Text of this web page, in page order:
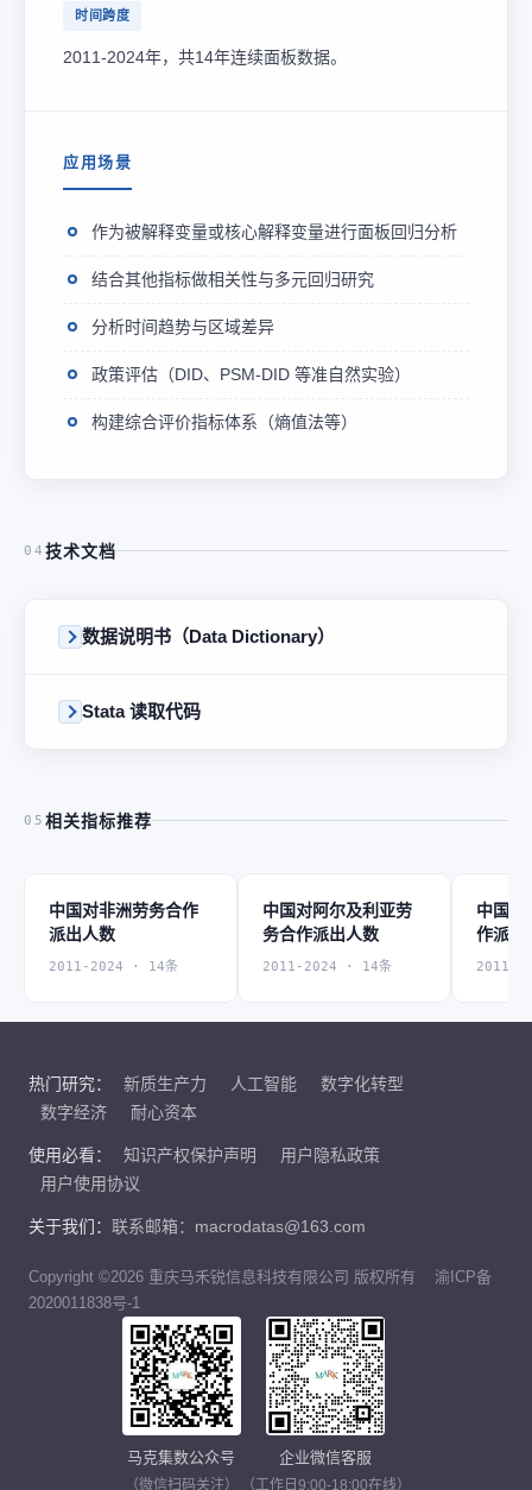
时间跨度
2011-2024年，共14年连续面板数据。
应用场景
作为被解释变量或核心解释变量进行面板回归分析
结合其他指标做相关性与多元回归研究
分析时间趋势与区域差异
政策评估（DID、PSM-DID 等准自然实验）
构建综合评价指标体系（熵值法等）
04 技术文档
数据说明书（Data Dictionary）
Stata 读取代码
05 相关指标推荐
中国对非洲劳务合作
派出人数
2011-2024 · 14条
中国对阿尔及利亚劳
务合作派出人数
2011-2024 · 14条
中国对
作派出
2011-
热门研究： 新质生产力 人工智能
数字化转型
数字经济
耐心资本
使用必看： 知识产权保护声明
用户隐私政策
用户使用协议
关于我们： 联系邮箱：macrodatas@163.com
Copyright ©2026 重庆马禾锐信息科技有限公司 版权所有
渝ICP备
2020011838号-1
马克集数公众号
（微信扫码关注）
企业微信客服
（工作日9:00-18:00在线）